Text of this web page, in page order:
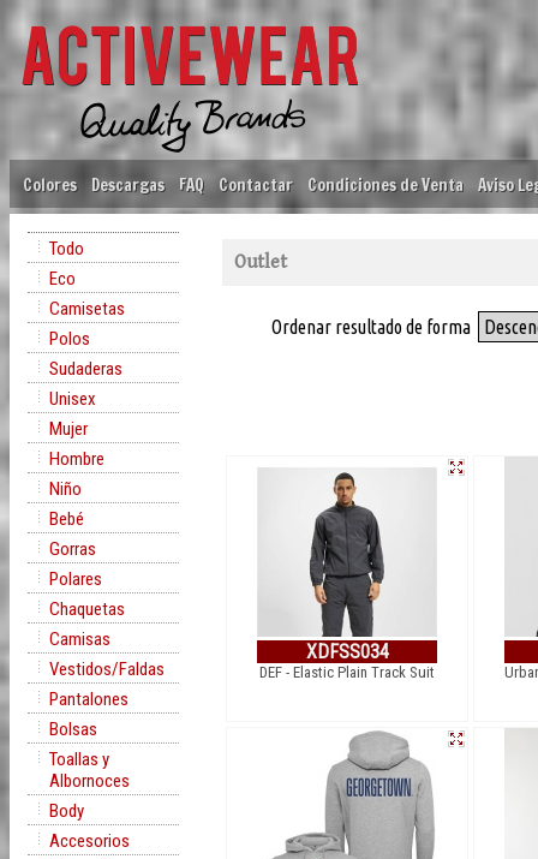
Colores Descargas FAQ Contactar Condiciones de Venta Aviso
Todo
Eco
Camisetas
Polos
Sudaderas
Unisex
Mujer
Hombre
Niño
Bebé
Gorras
Polares
Chaquetas
Camisas
Vestidos/Faldas
Pantalones
Bolsas
Toallas y
Albornoces
Body
Accesorios
Outlet
Ordenar resultado de forma
XDFSS034
DEF - Elastic Plain Track Suit